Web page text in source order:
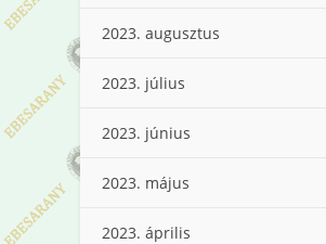
2023. augusztus
2023. július
2023. június
2023. május
2023. április